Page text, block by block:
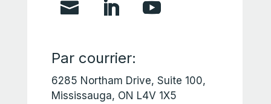
Par courrier:
6285 Northam Drive, Suite 100,
Mississauga, ON L4V 1X5